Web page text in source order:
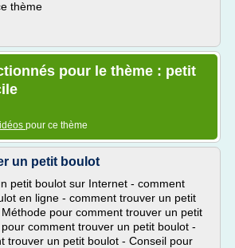
thème
pour le thème : petit
pour ce thème
un petit boulot
petit boulot sur Internet - comment
en ligne - comment trouver un petit
pour comment trouver un petit
comment trouver un petit boulot -
trouver un petit boulot - Conseil pour